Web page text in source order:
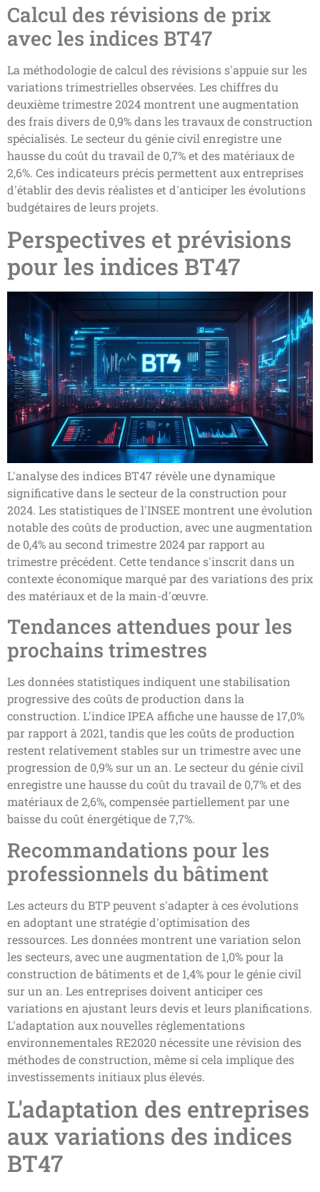
Calcul des révisions de prix
avec les indices BT47
La méthodologie de calcul des révisions s'appuie sur les
variations trimestrielles observées. Les chiffres du
deuxième trimestre 2024 montrent une augmentation
des frais divers de 0,9% dans les travaux de construction
spécialisés. Le secteur du génie civil enregistre une
hausse du coût du travail de 0,7% et des matériaux de
2,6%. Ces indicateurs précis permettent aux entreprises
d'établir des devis réalistes et d'anticiper les évolutions
budgétaires de leurs projets.
Perspectives et prévisions
pour les indices BT47
L'analyse des indices BT47 révèle une dynamique
significative dans le secteur de la construction pour
2024. Les statistiques de l'INSEE montrent une évolution
notable des coûts de production, avec une augmentation
de 0,4% au second trimestre 2024 par rapport au
trimestre précédent. Cette tendance s'inscrit dans un
contexte économique marqué par des variations des prix
des matériaux et de la main-d'œuvre.
Tendances attendues pour les
prochains trimestres
Les données statistiques indiquent une stabilisation
progressive des coûts de production dans la
construction. L'indice IPEA affiche une hausse de 17,0%
par rapport à 2021, tandis que les coûts de production
restent relativement stables sur un trimestre avec une
progression de 0,9% sur un an. Le secteur du génie civil
enregistre une hausse du coût du travail de 0,7% et des
matériaux de 2,6%, compensée partiellement par une
baisse du coût énergétique de 7,7%.
Recommandations pour les
professionnels du bâtiment
Les acteurs du BTP peuvent s'adapter à ces évolutions
en adoptant une stratégie d'optimisation des
ressources. Les données montrent une variation selon
les secteurs, avec une augmentation de 1,0% pour la
construction de bâtiments et de 1,4% pour le génie civil
sur un an. Les entreprises doivent anticiper ces
variations en ajustant leurs devis et leurs planifications.
L'adaptation aux nouvelles réglementations
environnementales RE2020 nécessite une révision des
méthodes de construction, même si cela implique des
investissements initiaux plus élevés.
L'adaptation des entreprises
aux variations des indices
BT47